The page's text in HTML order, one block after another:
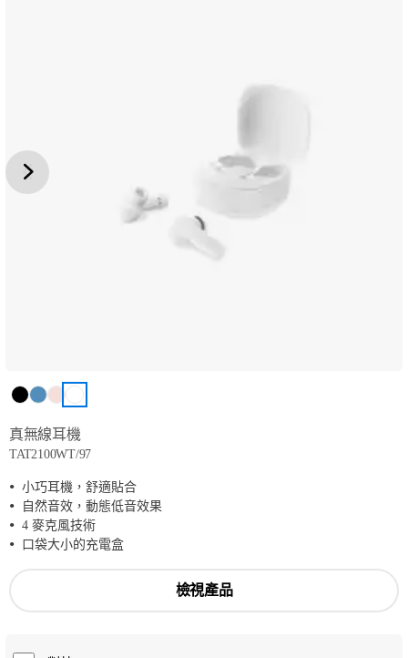
真無線耳機
TAT2100WT/97
小巧耳機，舒適貼合
自然音效，動態低音效果
4 麥克風技術
口袋大小的充電盒
檢視產品